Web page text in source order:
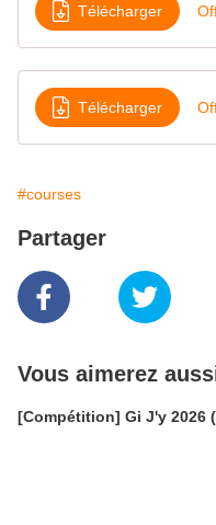
Télécharger
Télécharger
#courses
Partager
Vous aimerez
[Compétition] Gi J'y 2026